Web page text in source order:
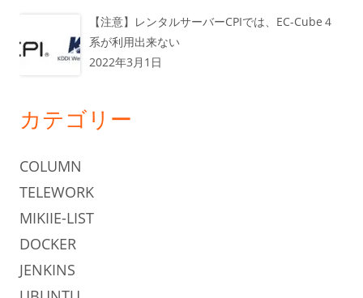
【注意】レンタルサーバーCPIでは、EC-Cube４
系が利用出来ない
2022年3月1日
カテゴリー
COLUMN
TELEWORK
MIKIIE-LIST
DOCKER
JENKINS